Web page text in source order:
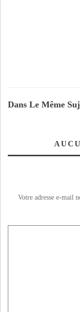
Dans Le Même
Votre adresse e-mail